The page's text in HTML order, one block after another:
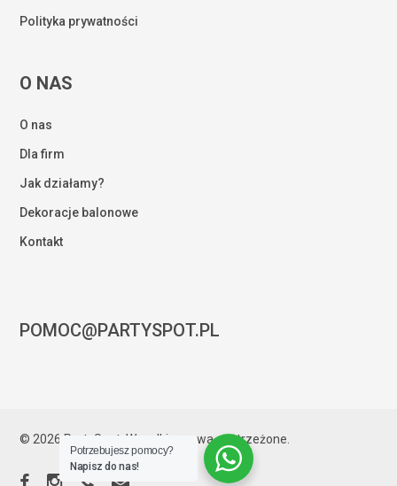
ZOBACZ KOSZYK
Polityka prywatności
O NAS
O nas
Dla firm
Jak działamy?
Dekoracje balonowe
Kontakt
POMOC@PARTYSPOT.PL
© 2026 PartySpot. Wszelkie prawa zastrzeżone.
facebookinstagramphoneemail
Potrzebujesz pomocy?
Napisz do nas!